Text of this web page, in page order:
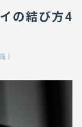
イの結び方4
）